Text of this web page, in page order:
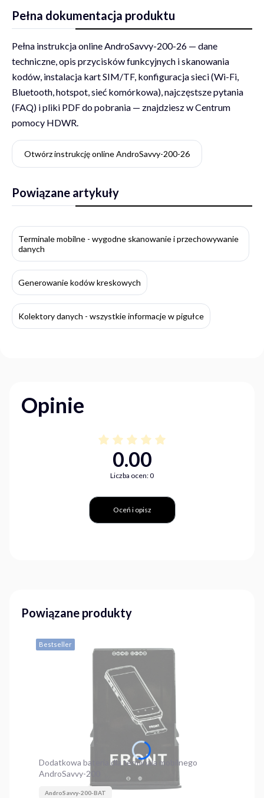
Pełna dokumentacja produktu
Pełna instrukcja online AndroSavvy-200-26 — dane
techniczne, opis przycisków funkcyjnych i skanowania
kodów, instalacja kart SIM/TF, konfiguracja sieci (Wi-Fi,
Bluetooth, hotspot, sieć komórkowa), najczęstsze pytania
(FAQ) i pliki PDF do pobrania — znajdziesz w Centrum
pomocy HDWR.
Otwórz instrukcję online AndroSavvy-200-26
Powiązane artykuły
Terminale mobilne - wygodne skanowanie i przechowywanie
danych
Generowanie kodów kreskowych
Kolektory danych - wszystkie informacje w pigułce
Opinie
0.00
Liczba ocen: 0
Oceń i opisz
Powiązane produkty
Bestseller
AndroSavvy-200-BAT
Dodatkowa bateria dla terminala mobilnego
AndroSavvy-200